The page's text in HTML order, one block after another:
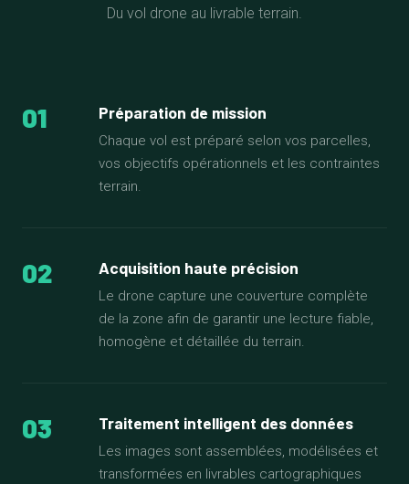
Du vol drone au livrable terrain.
01 Préparation de mission
Chaque vol est préparé selon vos parcelles,
vos objectifs opérationnels et les contraintes
terrain.
02 Acquisition haute précision
Le drone capture une couverture complète
de la zone afin de garantir une lecture fiable,
homogène et détaillée du terrain.
03 Traitement intelligent des données
Les images sont assemblées, modélisées et
transformées en livrables cartographiques